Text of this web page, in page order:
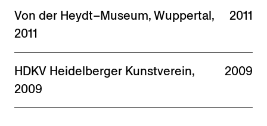
Von der Heydt–Museum, Wuppertal,
2011
2011
HDKV Heidelberger Kunstverein,
2009
2009